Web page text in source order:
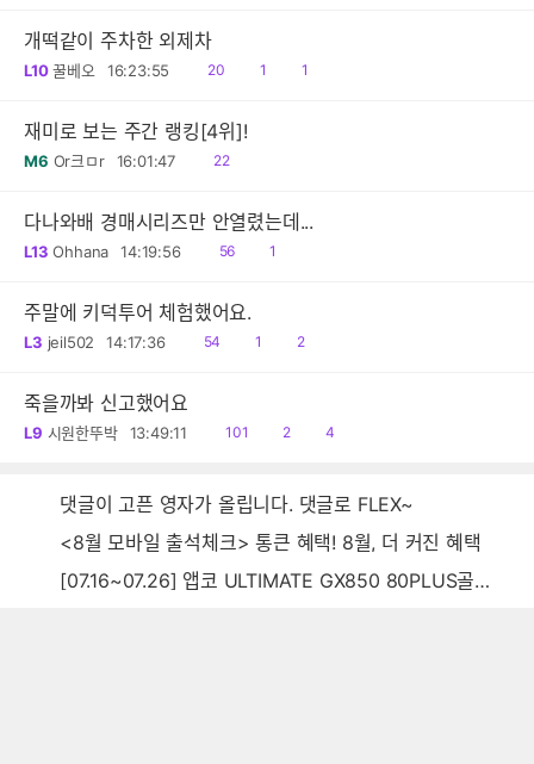
개떡같이 주차한 외제차
L10 꿀베오 16:23:55
읽
20
공1
댓1
재미로 보는 주간 랭킹[4위]!
M6 Or크ㅁr 16:01:47
읽
22
다나와배 경매시리즈만 안열렸는데...
L13 Ohhana 14:19:56
읽
56
댓1
주말에 키덕투어 체험했어요.
L3 jeil502 14:17:36
읽
54
공1
댓
2
죽을까봐 신고했어요
L9 시원한뚜박 13:49:11
읽
101
공
2
댓
4
댓글이 고픈 영자가 올립니다. 댓글로 FLEX~
<8월 모바일 출석체크> 통큰 혜택! 8월, 더 커진 혜택
[07.16~07.26] 앱코 ULTIMATE GX850 80PLUS골드 풀모듈러 ATX3.0 블랙